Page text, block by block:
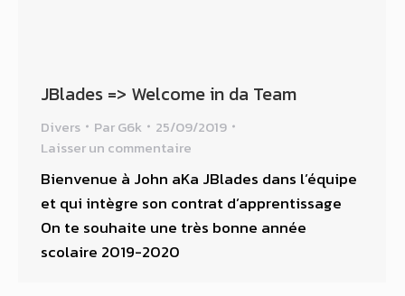
JBlades => Welcome in da Team
Divers ParG6k
25/09/2019
Laisser un commentaire
Bienvenue à John aKa JBlades dans l’équipe
et qui intègre son contrat d’apprentissage
On te souhaite une très bonne année
scolaire 2019-2020